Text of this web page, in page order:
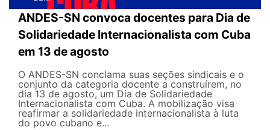
ANDES-SN convoca docentes para Dia de
Solidariedade Internacionalista com Cuba
em 13 de agosto
O ANDES-SN conclama suas seções sindicais e o
conjunto da categoria docente a construírem, no
dia 13 de agosto, um Dia de Solidariedade
Internacionalista com Cuba. A mobilização visa
reafirmar a solidariedade internacionalista à luta
do povo cubano e...